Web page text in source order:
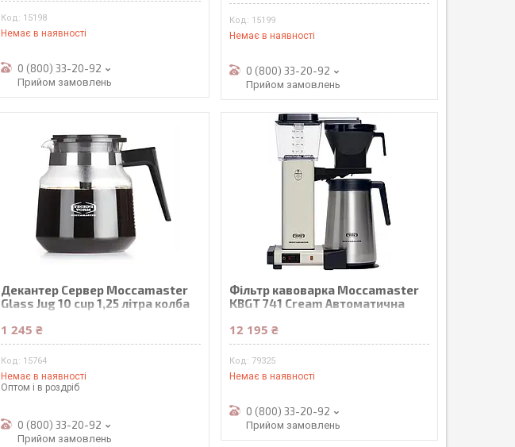
15198
Немає в наявності
0 (800) 33-20-92
Прийом замовлень
15199
Немає в наявності
0 (800) 33-20-92
Прийом замовлень
Декантер Сервер Moccamaster
Glass Jug 10 cup 1,25 літра колба
1 245 ₴
15764
Немає в наявності
Оптом і в роздріб
0 (800) 33-20-92
Прийом замовлень
Фільтр кавоварка Moccamaster
KBGT 741 Cream Автоматична
12 195 ₴
79325
Немає в наявності
0 (800) 33-20-92
Прийом замовлень